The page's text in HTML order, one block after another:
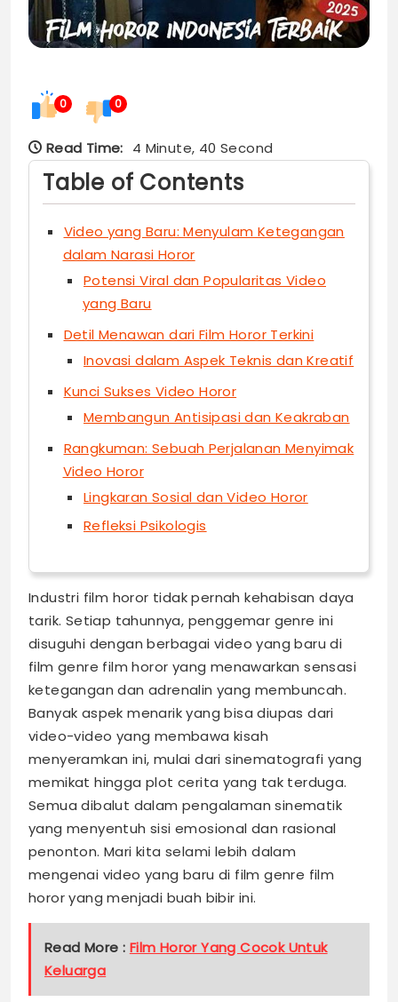
0 0
Read Time: 4 Minute, 40 Second
Table of Contents
Video yang Baru: Menyulam Ketegangan
dalam Narasi Horor
Potensi Viral dan Popularitas Video
yang Baru
Detil Menawan dari Film Horor Terkini
Inovasi dalam Aspek Teknis dan Kreatif
Kunci Sukses Video Horor
Membangun Antisipasi dan Keakraban
Rangkuman: Sebuah Perjalanan Menyimak
Video Horor
Lingkaran Sosial dan Video Horor
Refleksi Psikologis
Industri film horor tidak pernah kehabisan daya
tarik. Setiap tahunnya, penggemar genre ini
disuguhi dengan berbagai video yang baru di
film genre film horor yang menawarkan sensasi
ketegangan dan adrenalin yang membuncah.
Banyak aspek menarik yang bisa diupas dari
video-video yang membawa kisah
menyeramkan ini, mulai dari sinematografi yang
memikat hingga plot cerita yang tak terduga.
Semua dibalut dalam pengalaman sinematik
yang menyentuh sisi emosional dan rasional
penonton. Mari kita selami lebih dalam
mengenai video yang baru di film genre film
horor yang menjadi buah bibir ini.
Read More : Film Horor Yang Cocok Untuk
Keluarga